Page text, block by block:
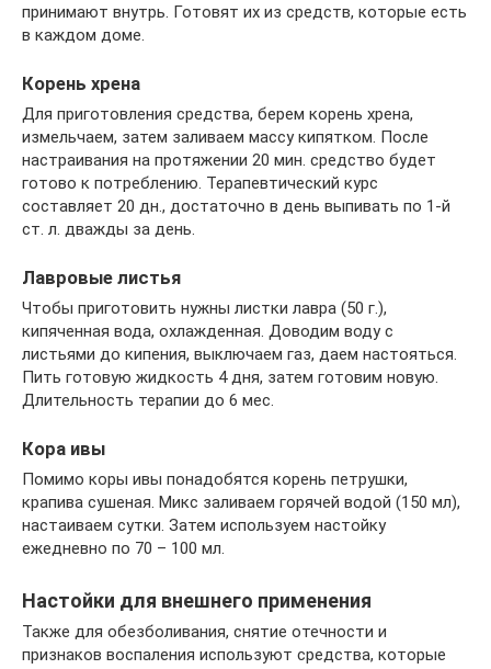
принимают внутрь. Готовят их из средств, которые есть
в каждом доме.
Корень хрена
Для приготовления средства, берем корень хрена,
измельчаем, затем заливаем массу кипятком. После
настраивания на протяжении 20 мин. средство будет
готово к потреблению. Терапевтический курс
составляет 20 дн., достаточно в день выпивать по 1-й
ст. л. дважды за день.
Лавровые листья
Чтобы приготовить нужны листки лавра (50 г.),
кипяченная вода, охлажденная. Доводим воду с
листьями до кипения, выключаем газ, даем настояться.
Пить готовую жидкость 4 дня, затем готовим новую.
Длительность терапии до 6 мес.
Кора ивы
Помимо коры ивы понадобятся корень петрушки,
крапива сушеная. Микс заливаем горячей водой (150 мл),
настаиваем сутки. Затем используем настойку
ежедневно по 70 – 100 мл.
Настойки для внешнего применения
Также для обезболивания, снятие отечности и
признаков воспаления используют средства, которые